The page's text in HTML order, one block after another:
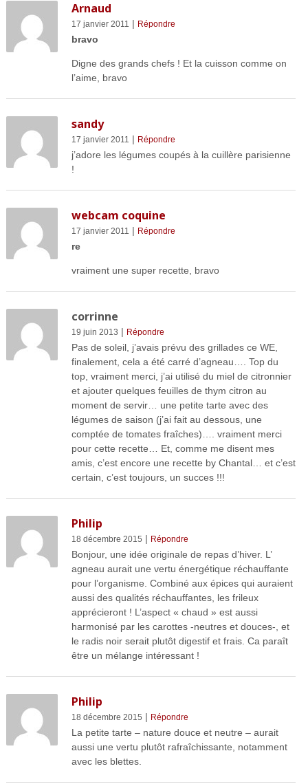
Arnaud
17 janvier 2011 | Répondre
bravo
Digne des grands chefs ! Et la cuisson comme on
l’aime, bravo
sandy
17 janvier 2011 | Répondre
j’adore les légumes coupés à la cuillère parisienne
!
webcam coquine
17 janvier 2011 | Répondre
re
vraiment une super recette, bravo
corrinne
19 juin 2013 | Répondre
Pas de soleil, j’avais prévu des grillades ce WE,
finalement, cela a été carré d’agneau…. Top du
top, vraiment merci, j’ai utilisé du miel de citronnier
et ajouter quelques feuilles de thym citron au
moment de servir… une petite tarte avec des
légumes de saison (j’ai fait au dessous, une
comptée de tomates fraîches)…. vraiment merci
pour cette recette… Et, comme me disent mes
amis, c’est encore une recette by Chantal… et c’est
certain, c’est toujours, un succes !!!
Philip
18 décembre 2015 | Répondre
Bonjour, une idée originale de repas d’hiver. L’
agneau aurait une vertu énergétique réchauffante
pour l’organisme. Combiné aux épices qui auraient
aussi des qualités réchauffantes, les frileux
apprécieront ! L’aspect « chaud » est aussi
harmonisé par les carottes -neutres et douces-, et
le radis noir serait plutôt digestif et frais. Ca paraît
être un mélange intéressant !
Philip
18 décembre 2015 | Répondre
La petite tarte – nature douce et neutre – aurait
aussi une vertu plutôt rafraîchissante, notamment
avec les blettes.